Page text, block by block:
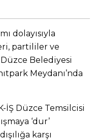
dolayısıyla
partililer ve
Belediyesi
Meydanı’nda
İŞ Düzce Temsilcisi
‘dur’
karşı